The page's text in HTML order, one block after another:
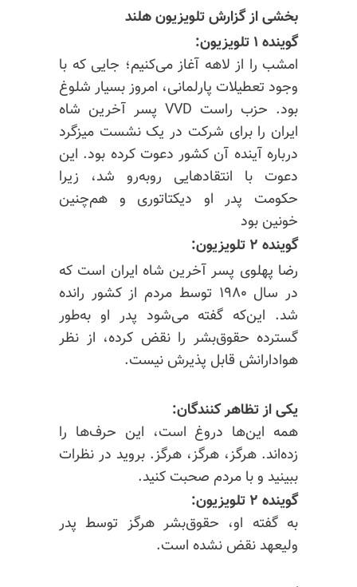
بخشی از گزارش تلویزیون هلند
گوینده ۱ تلویزیون:
امشب را از لاهه آغاز می‌کنیم؛ جایی که با
وجود تعطیلات پارلمانی، امروز بسیار شلوغ
بود. حزب راست VVD پسر آخرین شاه
ایران را برای شرکت در یک نشست میزگرد
درباره آینده آن کشور دعوت کرده بود. این
دعوت با انتقادهایی روبه‌رو شد، زیرا
حکومت پدر او دیکتاتوری و هم‌چنین
خونین بود
گوینده ۲ تلویزیون:
رضا پهلوی پسر آخرین شاه ایران است که
در سال ۱۹۸۰ توسط مردم از کشور رانده
شد. این‌که گفته می‌شود پدر او به‌طور
گسترده حقوق‌بشر را نقض کرده، از نظر
هوادارانش قابل پذیرش نیست.
یکی از تظاهر کنندگان:
همه این‌ها دروغ است، این حرف‌ها را
زده‌اند. هرگز، هرگز، هرگز. بروید در نظرات
ببینید و با مردم صحبت کنید.
گوینده ۲ تلویزیون:
به گفته او، حقوق‌بشر هرگز توسط پدر
ولیعهد نقض نشده است.